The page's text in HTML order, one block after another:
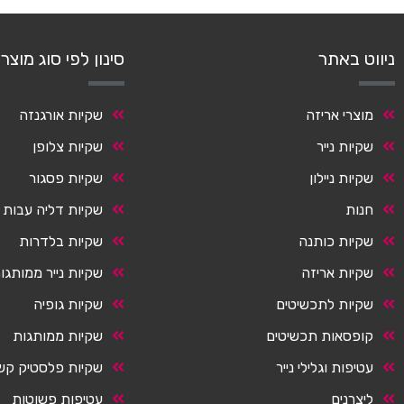
ניווט באתר
מוצרי אריזה
שקיות נייר
שקיות ניילון
חנות
שקיות כותנה
שקיות אריזה
שקיות לתכשיטים
קופסאות תכשיטים
עטיפות וגלילי נייר
ליצרנים
סינון לפי סוג מוצר
שקיות אורגנזה
שקיות צלופן
שקיות פסגור
שקיות דליה עבות
שקיות בלדרות
שקיות נייר
שקיות גופיה
שקיות ממותגות
שקיות פלסטיק
עטיפות פשוטות